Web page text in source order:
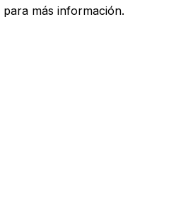
para más información.